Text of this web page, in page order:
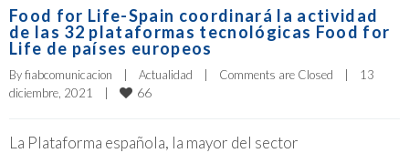
Food for Life-Spain coordinará la actividad
de las 32 plataformas tecnológicas Food for
Life de países europeos
By fiabcomunicacion Actualidad Comments are Closed
13
diciembre, 2021
66
La Plataforma española, la mayor del sector